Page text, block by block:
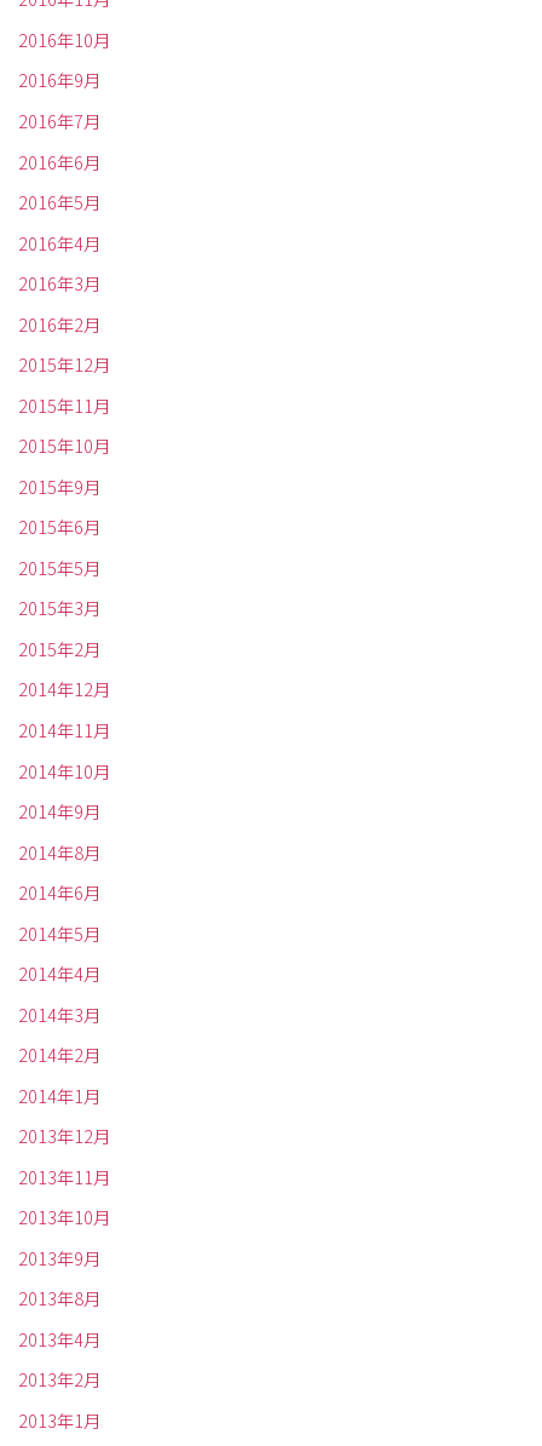
2016年10月
2016年9月
2016年7月
2016年6月
2016年5月
2016年4月
2016年3月
2016年2月
2015年12月
2015年11月
2015年10月
2015年9月
2015年6月
2015年5月
2015年3月
2015年2月
2014年12月
2014年11月
2014年10月
2014年9月
2014年8月
2014年6月
2014年5月
2014年4月
2014年3月
2014年2月
2014年1月
2013年12月
2013年11月
2013年10月
2013年9月
2013年8月
2013年4月
2013年2月
2013年1月